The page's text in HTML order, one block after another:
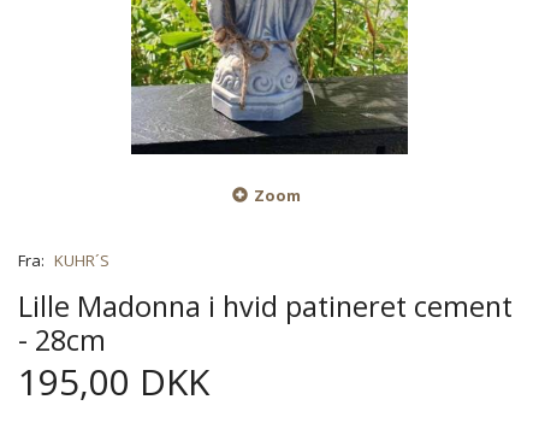
Zoom
Fra: KUHR´S
Lille Madonna i hvid patineret cement
- 28cm
195,00 DKK